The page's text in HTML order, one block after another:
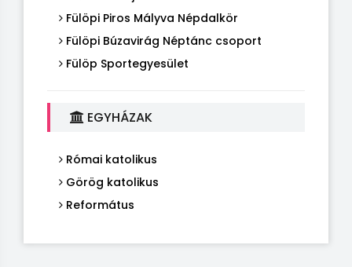
Fülöpi Piros Mályva Népdalkör
Fülöpi Búzavirág Néptánc csoport
Fülöp Sportegyesület
EGYHÁZAK
Római katolikus
Görög katolikus
Református